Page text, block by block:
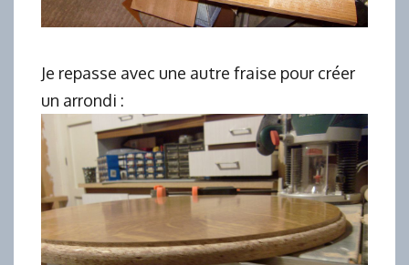
Je repasse avec une autre fraise pour créer
un arrondi :